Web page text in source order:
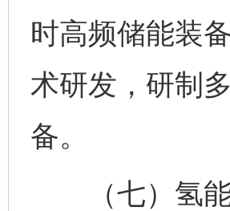
时高频储能装
术研发，研制
备。
（七）氢能